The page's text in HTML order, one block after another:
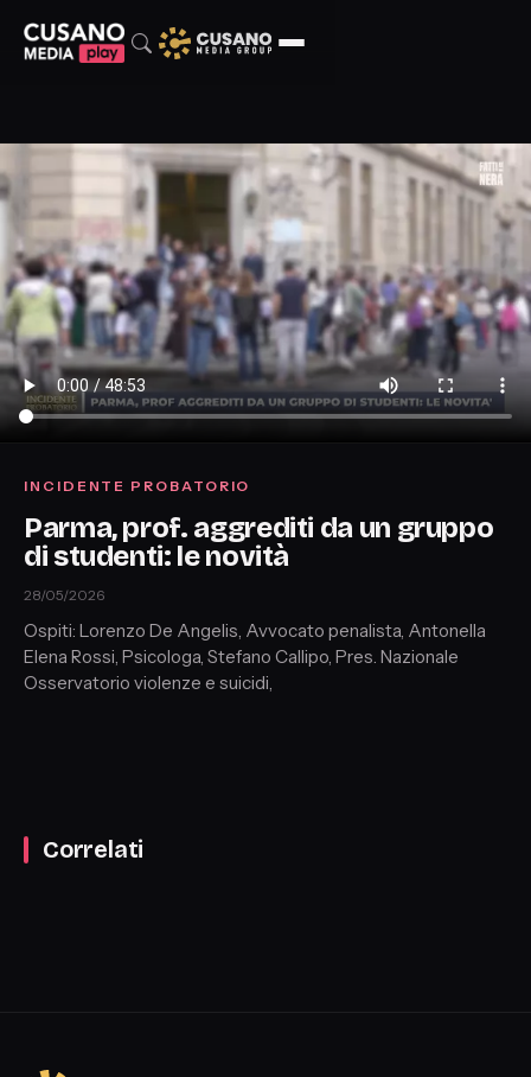
INCIDENTE PROBATORIO
Parma, prof. aggrediti da un gruppo
di studenti: le novità
28/05/2026
Ospiti: Lorenzo De Angelis, Avvocato penalista, Antonella
Elena Rossi, Psicologa, Stefano Callipo, Pres. Nazionale
Osservatorio violenze e suicidi,
Correlati